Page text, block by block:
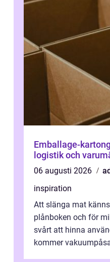
Emballage-
logistik och
06 augusti 2026
inspiration
Att slänga mat
plånboken och för
svårt att hinna
kommer